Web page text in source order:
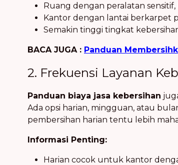
Ruang dengan peralatan
Kantor dengan lantai berkarpet
Semakin tinggi tingkat
BACA JUGA : Panduan
2. Frekuensi Layanan
Panduan biaya jasa kebersihan
Ada opsi harian, mingguan, atau
pembersihan harian tentu lebih
Informasi Penting:
Harian cocok untuk kantor